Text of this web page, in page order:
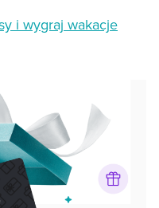
i wygraj wakacje